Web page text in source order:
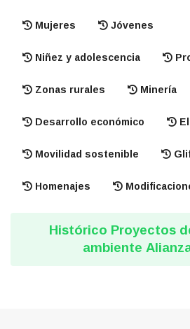
Mujeres Jóvenes
Niñez y adolescencia
Zonas rurales Minería
Desarrollo económico
Movilidad sostenible
Homenajes
Histórico Proyectos
ambiente